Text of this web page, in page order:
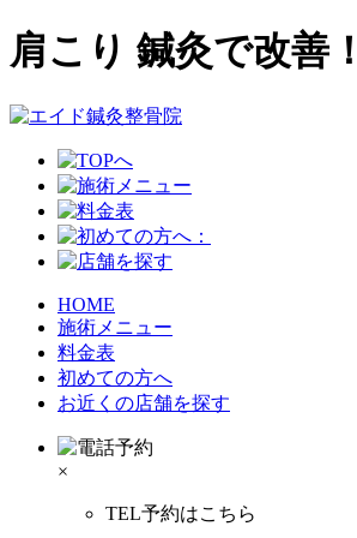
肩こり 鍼灸で改善
HOME
施術メニュー
料金表
初めての方へ
お近くの店舗を探す
×
TEL予約はこちら